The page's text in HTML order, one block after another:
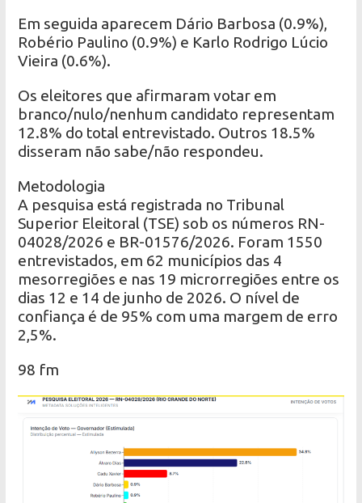
Em seguida aparecem Dário Barbosa (0.9%),
Robério Paulino (0.9%) e Karlo Rodrigo Lúcio
Vieira (0.6%).
Os eleitores que afirmaram votar em
branco/nulo/nenhum candidato representam
12.8% do total entrevistado. Outros 18.5%
disseram não sabe/não respondeu.
Metodologia
A pesquisa está registrada no Tribunal
Superior Eleitoral (TSE) sob os números RN-
04028/2026 e BR-01576/2026. Foram 1550
entrevistados, em 62 municípios das 4
mesorregiões e nas 19 microrregiões entre os
dias 12 e 14 de junho de 2026. O nível de
confiança é de 95% com uma margem de erro
2,5%.
98 fm